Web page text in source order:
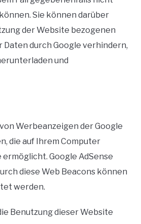
Sie können darüber
der Website bezogenen
Daten durch Google verhindern,
und
Werbeanzeigen der Google
die auf Ihrem Computer
Google AdSense
diese Web Beacons können
werden.
Benutzung dieser Website